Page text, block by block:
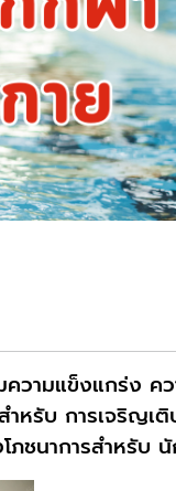
วามแข็งแกร่ง ค
หรับ การเจริญเ
ภชนาการสำหรับ